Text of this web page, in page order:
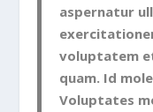
aspernatur
voluptatem
quam. Id
Voluptates